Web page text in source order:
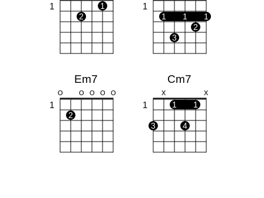
1
1
2
1
1 1
1
2
3
Em7
O O O O O
1
2
Cm7
X X
1 1 1
3 4